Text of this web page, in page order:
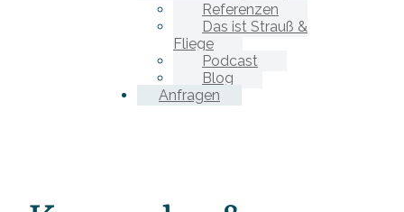
Referenzen
Das ist Strauß &
Fliege
Podcast
Blog
Anfragen